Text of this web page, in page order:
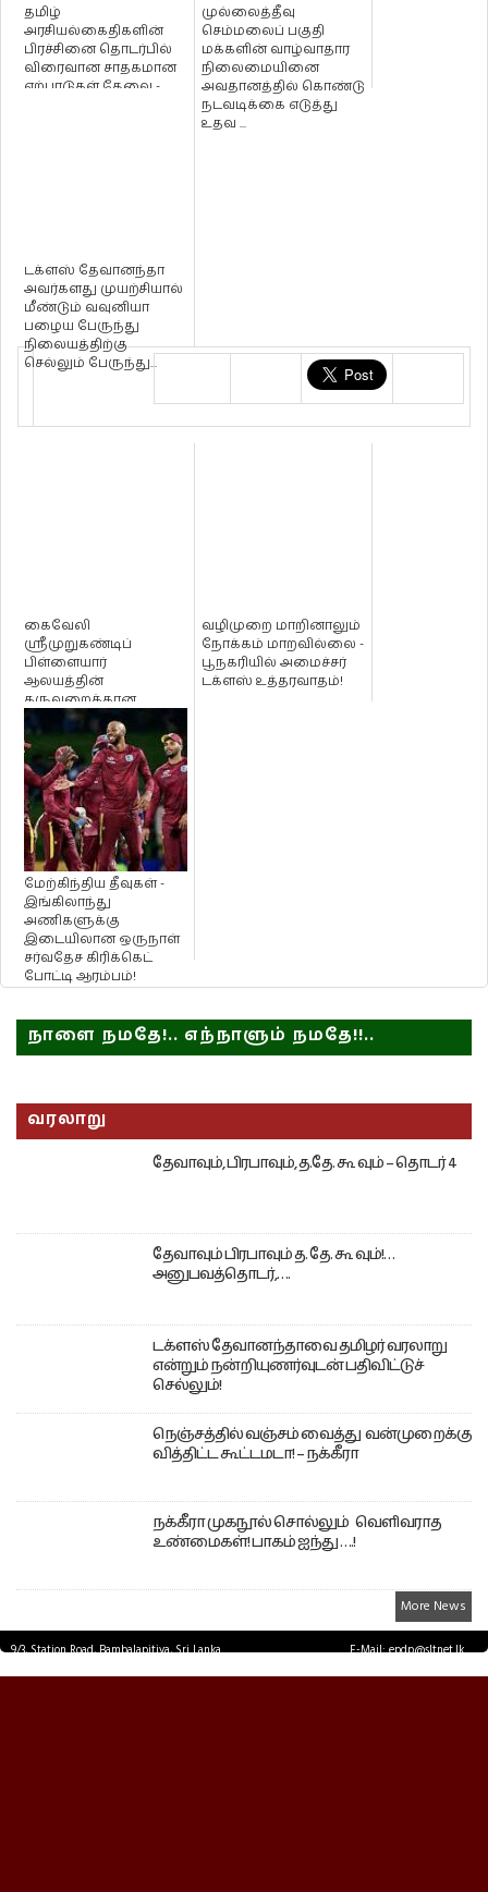
தமிழ்
அரசியல்கைதிகளின்
பிரச்சினை தொடர்பில்
விரைவான சாதகமான
ஏற்பாடுகள் தேவை -
முல்லைத்தீவு
செம்மலைப் பகுதி
மக்களின் வாழ்வாதார
நிலைமையினை
அவதானத்தில் கொண்டு
நடவடிக்கை எடுத்து
உதவ ...
டக்ளஸ் தேவானந்தா
அவர்களது முயற்சியால்
மீண்டும் வவுனியா
பழைய பேருந்து
நிலையத்திற்கு
செல்லும் பேருந்து...
கைவேலி
ஸ்ரீமுறுகண்டிப்
பிள்ளையார்
ஆலயத்தின்
கருவறைக்கான
அடிக்கல்லை
செயலாளர் நாயகம்
டக்ளஸ் தேவானந்தா ...
வழிமுறை மாறினாலும்
நோக்கம் மாறவில்லை -
பூநகரியில் அமைச்சர்
டக்ளஸ் உத்தரவாதம்!
மேற்கிந்திய தீவுகள் -
இங்கிலாந்து
அணிகளுக்கு
இடையிலான ஒருநாள்
சர்வதேச கிரிக்கெட்
போட்டி ஆரம்பம்!
நாளை நமதே!.. எந்நாளும் நமதே!!..
வரலாறு
தேவாவும், பிரபாவும், த.தே. கூ வும் – தொடர் 4
தேவாவும் பிரபாவும் த. தே. கூ வும்!…
அனுபவத்தொடர்,….
டக்ளஸ் தேவானந்தாவை தமிழர் வரலாறு
என்றும் நன்றியுணர்வுடன் பதிவிட்டுச்
செல்லும்!
நெஞ்சத்தில் வஞ்சம் வைத்து வன்முறைக்கு
வித்திட்ட கூட்டமடா! – நக்கீரா
நக்கீரா முகநூல் சொல்லும் வெளிவராத
உண்மைகள்! பாகம் ஐந்து ….!
More News
9/3, Station Road, Bambalapitiya, Sri Lanka.
E-Mail: epdp@sltnet.lk